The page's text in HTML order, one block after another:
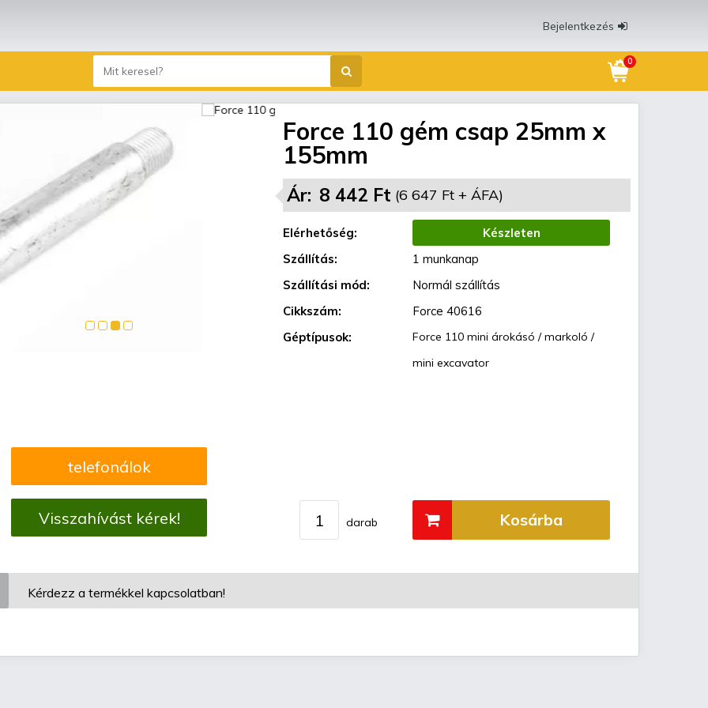
Bejelentkezés
0
telefonálok
Visszahívást kérek!
Force 110 gém csap 25mm x
155mm
Ár: 8 442 Ft (6 647 Ft + ÁFA)
Elérhetőség:
Készleten
Szállítás:
1 munkanap
Szállítási mód:
Normál szállítás
Cikkszám:
Force 40616
Géptípusok:
Force 110 mini árokásó / markoló /
mini excavator
darab Kosárba
Kérdezz a termékkel kapcsolatban!